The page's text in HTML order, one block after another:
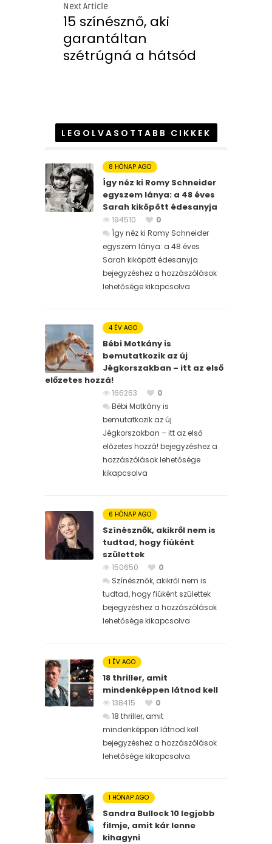
Next Article
15 színésznő, aki
garantáltan
szétrúgná a hátsód
LEGOLVASOTTABB CIKKEK
8 HÓNAP AGO
Így néz ki Romy Schneider
egyszem lánya: a 48 éves
Sarah kiköpött édesanyja
194510
0
Így néz ki Romy Schneider
egyszem lánya: a 48 éves
Sarah kiköpött édesanyja
bejegyzéshez a hozzászólások
lehetősége kikapcsolva
4 ÉV AGO
Bébi Motkány is
bemutatkozik az új
Jégkorszakban – itt az első
előzetes hozzá!
166263
0
Bébi Motkány is
bemutatkozik az új
Jégkorszakban – itt az első
előzetes hozzá! bejegyzéshez a
hozzászólások lehetősége
kikapcsolva
6 HÓNAP AGO
Színésznők, akikről nem is
tudtad, hogy fiúként
születtek
150650
0
Színésznők, akikről nem is
tudtad, hogy fiúként születtek
bejegyzéshez a hozzászólások
lehetősége kikapcsolva
1 ÉV AGO
18 thriller, amit
mindenképpen látnod kell
138415
0
18 thriller, amit
mindenképpen látnod kell
bejegyzéshez a hozzászólások
lehetősége kikapcsolva
1 HÓNAP AGO
Sandra Bullock 10 legjobb
filmje, amit kár lenne
kihagyni